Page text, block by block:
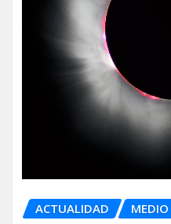
ACTUALIDAD